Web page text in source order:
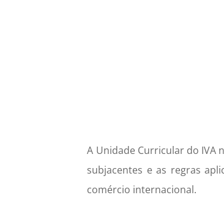
A Unidade Curricular do IVA
subjacentes e as regras
comércio internacional.